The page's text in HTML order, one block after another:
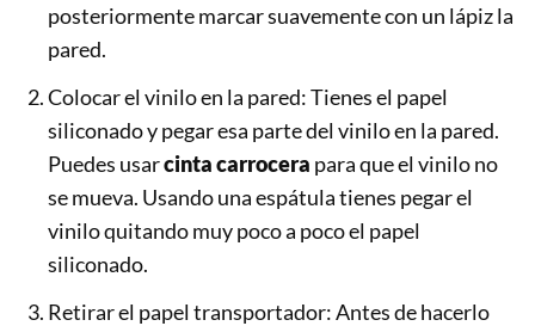
posteriormente marcar suavemente con un lápiz la
pared.
Colocar el vinilo en la pared: Tienes el papel
siliconado y pegar esa parte del vinilo en la pared.
Puedes usarcinta carrocera para que el vinilo no
se mueva. Usando una espátula tienes pegar el
vinilo quitando muy poco a poco el papel
siliconado.
Retirar el papel transportador: Antes de hacerlo